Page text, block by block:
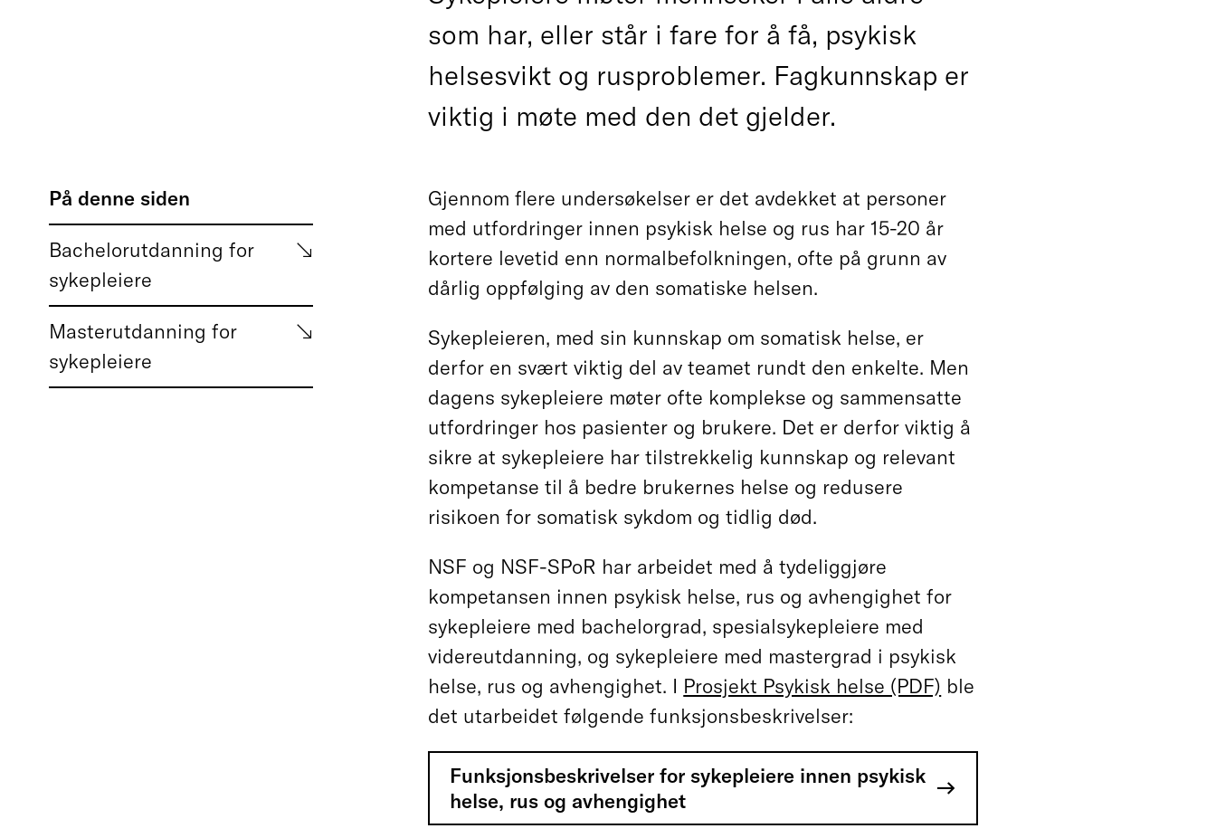
som har, eller står i fare for å få, psykisk
helsesvikt og rusproblemer. Fagkunnskap er
viktig i møte med den det gjelder.
På denne siden
Bachelorutdanning for
sykepleiere
Masterutdanning for
sykepleiere
Gjennom flere undersøkelser er det avdekket at personer
med utfordringer innen psykisk helse og rus har 15-20 år
kortere levetid enn normalbefolkningen, ofte på grunn av
dårlig oppfølging av den somatiske helsen.
Sykepleieren, med sin kunnskap om somatisk helse, er
derfor en svært viktig del av teamet rundt den enkelte. Men
dagens sykepleiere møter ofte komplekse og sammensatte
utfordringer hos pasienter og brukere. Det er derfor viktig å
sikre at sykepleiere har tilstrekkelig kunnskap og relevant
kompetanse til å bedre brukernes helse og redusere
risikoen for somatisk sykdom og tidlig død.
NSF og NSF-SPoR har arbeidet med å tydeliggjøre
kompetansen innen psykisk helse, rus og avhengighet for
sykepleiere med bachelorgrad, spesialsykepleiere med
videreutdanning, og sykepleiere med mastergrad i psykisk
helse, rus og avhengighet. I Prosjekt Psykisk helse (PDF) ble
det utarbeidet følgende funksjonsbeskrivelser:
Funksjonsbeskrivelser for sykepleiere innen psykisk
helse, rus og avhengighet